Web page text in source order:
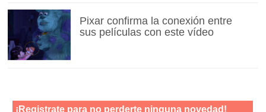
Pixar confirma la conexión entre
sus películas con este vídeo